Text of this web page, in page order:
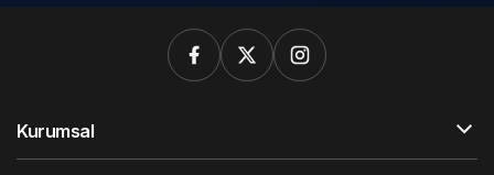
Kurumsal